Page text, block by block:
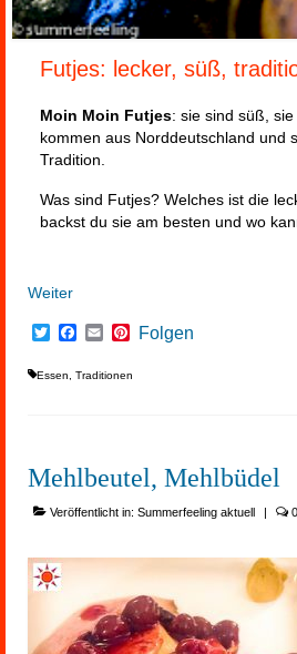
Futjes: lecker, süß,
Moin Moin Futjes: sie sind süß,
kommen aus Norddeutschland und
Tradition.
Was sind Futjes? Welches ist die
backst du sie am besten und wo
Weiter
TwitterFacebook
EmailPinterest
Folgen
Essen Traditionen
Mehlbeutel, Mehlbüdel
Veröffentlicht in: Summerfeeling aktuell | 0